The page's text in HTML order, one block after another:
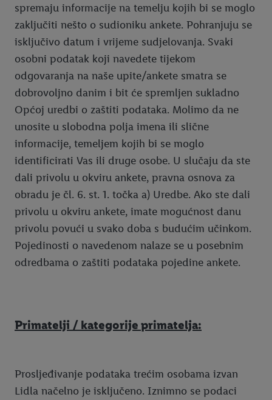
spremaju informacije na temelju kojih bi se moglo
zaključiti nešto o sudioniku ankete. Pohranjuju se
isključivo datum i vrijeme sudjelovanja. Svaki
osobni podatak koji navedete tijekom
odgovaranja na naše upite/ankete smatra se
dobrovoljno danim i bit će spremljen sukladno
Općoj uredbi o zaštiti podataka. Molimo da ne
unosite u slobodna polja imena ili slične
informacije, temeljem kojih bi se moglo
identificirati Vas ili druge osobe. U slučaju da ste
dali privolu u okviru ankete, pravna osnova za
obradu je čl. 6. st. 1. točka a) Uredbe. Ako ste dali
privolu u okviru ankete, imate mogućnost danu
privolu povući u svako doba s budućim učinkom.
Pojedinosti o navedenom nalaze se u posebnim
odredbama o zaštiti podataka pojedine ankete.
Primatelji / kategorije primatelja:
Prosljeđivanje podataka trećim osobama izvan
Lidla načelno je isključeno. Iznimno se podaci